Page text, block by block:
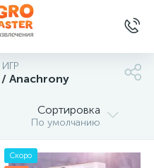
Anachrony
Сортировка
По умолчанию
Скоро